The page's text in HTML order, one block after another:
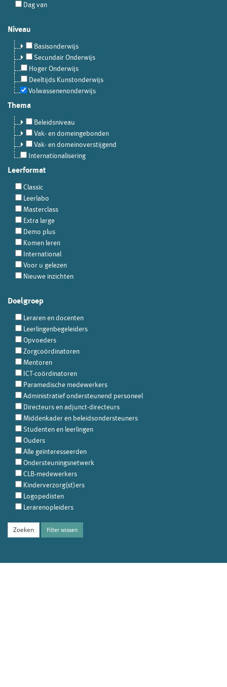
Dag van
Niveau
Basisonderwijs
Secundair Onderwijs
Hoger Onderwijs
Deeltijds Kunstonderwijs
Volwassenenonderwijs
Thema
Beleidsniveau
Vak- en domeingebonden
Vak- en domeinoverstijgend
Internationalisering
Leerformat
Classic
Leerlabo
Masterclass
Extra large
Demo plus
Komen leren
International
Voor u gelezen
Nieuwe inzichten
Doelgroep
Leraren en docenten
Leerlingenbegeleiders
Opvoeders
Zorgcoördinatoren
Mentoren
ICT-coördinatoren
Paramedische medewerkers
Administratief ondersteunend personeel
Directeurs en adjunct-directeurs
Middenkader en beleidsondersteuners
Studenten en leerlingen
Ouders
Alle geïnteresseerden
Ondersteuningsnetwerk
CLB-medewerkers
Kinderverzorg(st)ers
Logopedisten
Lerarenopleiders
Filter wissen